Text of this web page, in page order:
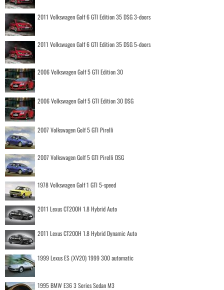
2011 Volkswagen Golf 6 GTI Edition 35 DSG 3-doors
2011 Volkswagen Golf 6 GTI Edition 35 DSG 5-doors
2006 Volkswagen Golf 5 GTI Edition 30
2006 Volkswagen Golf 5 GTI Edition 30 DSG
2007 Volkswagen Golf 5 GTI Pirelli
2007 Volkswagen Golf 5 GTI Pirelli DSG
1978 Volkswagen Golf 1 GTI 5-speed
2011 Lexus CT200H 1.8 Hybrid Auto
2011 Lexus CT200H 1.8 Hybrid Dynamic Auto
1999 Lexus ES (XV20) 1999 300 automatic
1995 BMW E36 3 Series Sedan M3